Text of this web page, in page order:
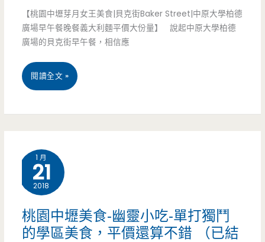
蜊
痛
價
的
學
區
【桃園中壢芽月女王美食|貝克街Baker Street|中原大學柏德
廣場早午餐晚餐義大利麵平價大份量】 說起中原大學柏德
廣場的貝克街早午餐，相信應
桃
美
食-
貝
克
閱讀全文 »
1 月
21
2018
桃園中壢美食-幽靈小吃-單打獨鬥
的學區美食，平價還算不錯 （已結